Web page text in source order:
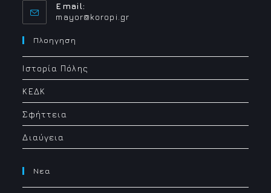
Email:
mayor@koropi.grOpens
Πλοηγηση
Ιστορία Πόλης
ΚΕΔΚ
Σφήττεια
Διαύγεια
Νεα